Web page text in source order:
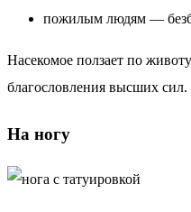
пожилым людям —
Насекомое ползает по
благословления высших сил.
На ногу